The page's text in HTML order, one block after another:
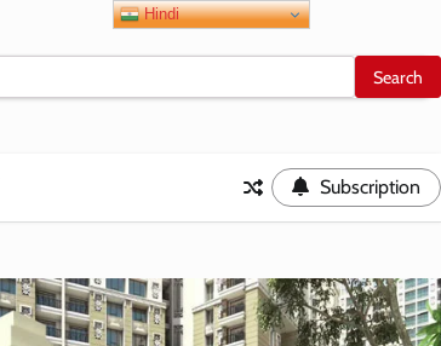
Subscription
Hindi